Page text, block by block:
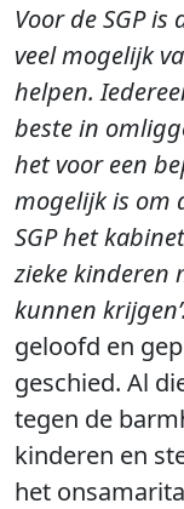
Voor de SGP
veel mogelijk
helpen.
beste in
het voor een
mogelijk is om
SGP het
zieke kinderen
kunnen krijgen’.
geloofd en
geschied. Al
tegen de
kinderen en
het